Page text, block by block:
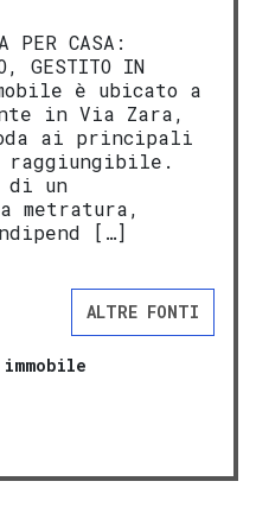
PER CASA:
GESTITO IN
è ubicato a
in Via Zara,
ai principali
di un
metratura,
[…]
ALTRE FONTI
immobile